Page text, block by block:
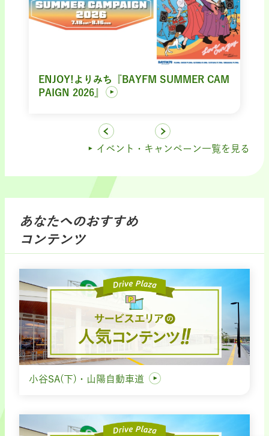
ENJOY!よりみち『BAYFM SUMMER CAM
PAIGN 2026』
イベント・キャンペーン一覧を見る
あなたへのおすすめ
コンテンツ
小谷SA(下)・山陽自動車道